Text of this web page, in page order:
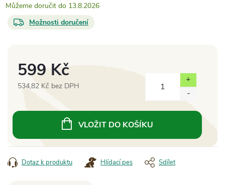
13.8.2026
Možnosti doručení
599 Kč
534,82 Kč bez DPH
cena:
VLOŽIT DO KOŠÍKU
Dotaz k produktu Hlídací pes Sdílet